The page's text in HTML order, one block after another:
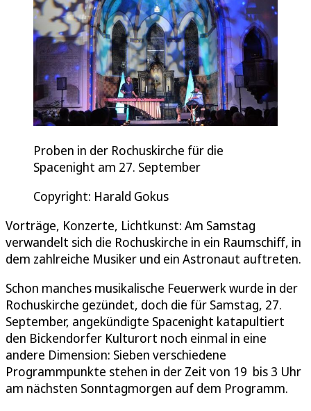
Proben in der Rochuskirche für die
Spacenight am 27. September
Copyright: Harald Gokus
Vorträge, Konzerte, Lichtkunst: Am Samstag
verwandelt sich die Rochuskirche in ein Raumschiff, in
dem zahlreiche Musiker und ein Astronaut auftreten.
Schon manches musikalische Feuerwerk wurde in der
Rochuskirche gezündet, doch die für Samstag, 27.
September, angekündigte Spacenight katapultiert
den Bickendorfer Kulturort noch einmal in eine
andere Dimension: Sieben verschiedene
Programmpunkte stehen in der Zeit von 19 bis 3 Uhr
am nächsten Sonntagmorgen auf dem Programm.